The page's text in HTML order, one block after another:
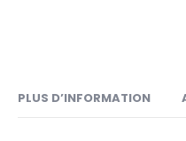
PLUS D’INFORMATION